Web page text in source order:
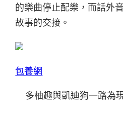
的樂曲停止配樂，而話外
故事的交接。
包養網
多柚趣與凱迪狗一路為